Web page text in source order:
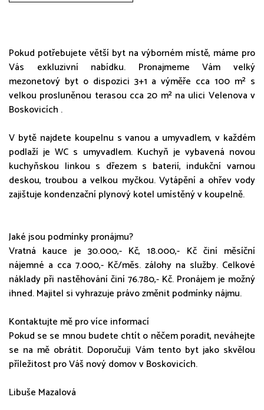
Pokud potřebujete větší byt na výborném místě, máme pro
Vás exkluzivní nabídku. Pronajmeme Vám velký
mezonetový byt o dispozici 3+1 a výměře cca 100 m² s
velkou prosluněnou terasou cca 20 m² na ulici Velenova v
Boskovicích .
V bytě najdete koupelnu s vanou a umyvadlem, v každém
podlaží je WC s umyvadlem. Kuchyň je vybavená novou
kuchyňskou linkou s dřezem s baterií, indukční varnou
deskou, troubou a velkou myčkou. Vytápění a ohřev vody
zajištuje kondenzační plynový kotel umístěný v koupelně.
Jaké jsou podmínky pronájmu?
Vratná kauce je 30.000,- Kč, 18.000,- Kč činí měsíční
nájemné a cca 7.000,- Kč/měs. zálohy na služby. Celkové
náklady při nastěhování činí 76.780,- Kč. Pronájem je možný
ihned. Majitel si vyhrazuje právo změnit podmínky nájmu.
Kontaktujte mě pro více informací
Pokud se se mnou budete chtít o něčem poradit, neváhejte
se na mě obrátit. Doporučuji Vám tento byt jako skvělou
příležitost pro Váš nový domov v Boskovicích.
Libuše Mazalová